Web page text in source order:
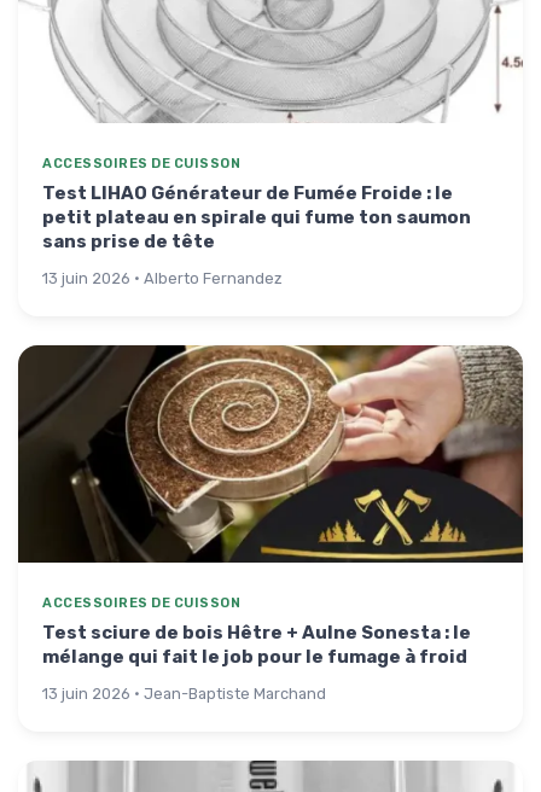
ACCESSOIRES DE CUISSON
Test LIHAO Générateur de Fumée Froide : le
petit plateau en spirale qui fume ton saumon
sans prise de tête
13 juin 2026 · Alberto Fernandez
ACCESSOIRES DE CUISSON
Test sciure de bois Hêtre + Aulne Sonesta : le
mélange qui fait le job pour le fumage à froid
13 juin 2026 · Jean-Baptiste Marchand